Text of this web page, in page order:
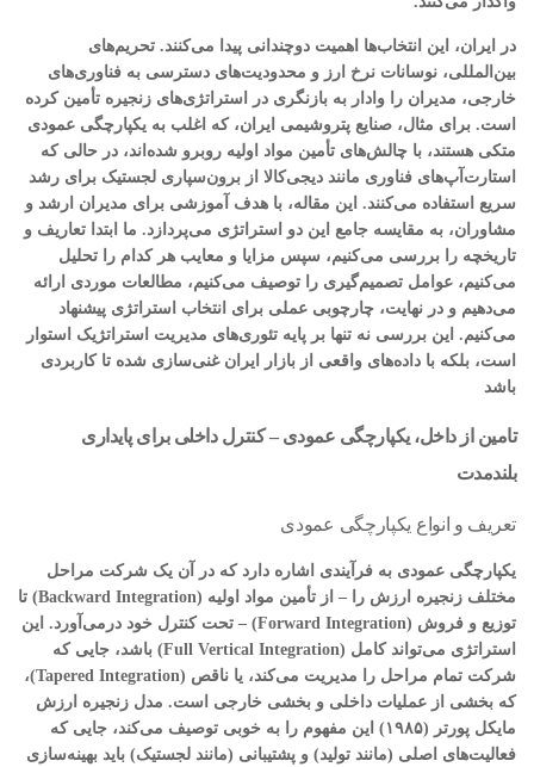
در ایران، این انتخاب‌ها اهمیت دوچندانی پیدا می‌کنند. تحریم‌های
بین‌المللی، نوسانات نرخ ارز و محدودیت‌های دسترسی به فناوری‌های
خارجی، مدیران را وادار به بازنگری در استراتژی‌های زنجیره تأمین کرده
است. برای مثال، صنایع پتروشیمی ایران، که اغلب به یکپارچگی عمودی
متکی هستند، با چالش‌های تأمین مواد اولیه روبرو شده‌اند، در حالی که
استارت‌آپ‌های فناوری مانند دیجی‌کالا از برون‌سپاری لجستیک برای رشد
سریع استفاده می‌کنند. این مقاله، با هدف آموزشی برای مدیران ارشد و
مشاوران، به مقایسه جامع این دو استراتژی می‌پردازد. ما ابتدا تعاریف و
تاریخچه را بررسی می‌کنیم، سپس مزایا و معایب هر کدام را تحلیل
می‌کنیم، عوامل تصمیم‌گیری را توصیف می‌کنیم، مطالعات موردی ارائه
می‌دهیم و در نهایت، چارچوبی عملی برای انتخاب استراتژی پیشنهاد
می‌کنیم. این بررسی نه تنها بر پایه تئوری‌های مدیریت استراتژیک استوار
است، بلکه با داده‌های واقعی از بازار ایران غنی‌سازی شده تا کاربردی
باشد
تامین از داخل، یکپارچگی عمودی – کنترل داخلی برای پایداری
بلندمدت
تعریف و انواع یکپارچگی عمودی
یکپارچگی عمودی به فرآیندی اشاره دارد که در آن یک شرکت مراحل
مختلف زنجیره ارزش را – از تأمین مواد اولیه (Backward Integration) تا
توزیع و فروش (Forward Integration) – تحت کنترل خود درمی‌آورد. این
استراتژی می‌تواند کامل (Full Vertical Integration) باشد، جایی که
شرکت تمام مراحل را مدیریت می‌کند، یا ناقص (Tapered Integration)،
که بخشی از عملیات داخلی و بخشی خارجی است. مدل زنجیره ارزش
مایکل پورتر (۱۹۸۵) این مفهوم را به خوبی توصیف می‌کند، جایی که
فعالیت‌های اصلی (مانند تولید) و پشتیبانی (مانند لجستیک) باید بهینه‌سازی